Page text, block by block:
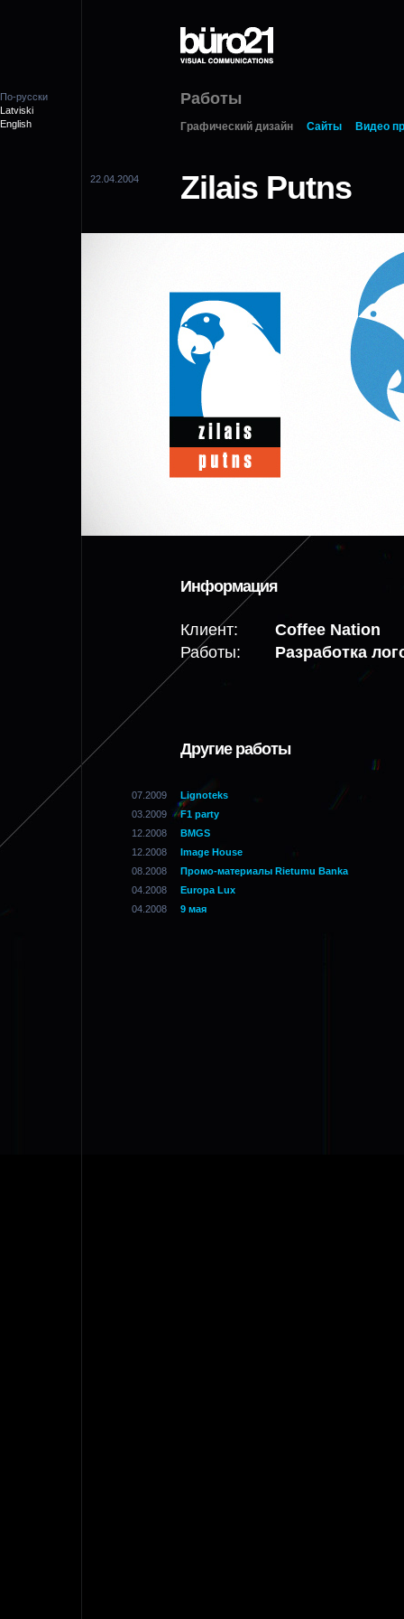
Работы
Графический дизайн Сайты Видео
По-русски
Latviski
English
Zilais Putns
22.04.2004
Информация
Клиент:
Coffee Nation
Работы:
Разработка
Другие работы
07.2009
Lignoteks
03.2009
F1 party
12.2008
BMGS
12.2008
Image House
08.2008
Промо-материалы Rietumu Banka
04.2008
Europa Lux
04.2008
9 мая